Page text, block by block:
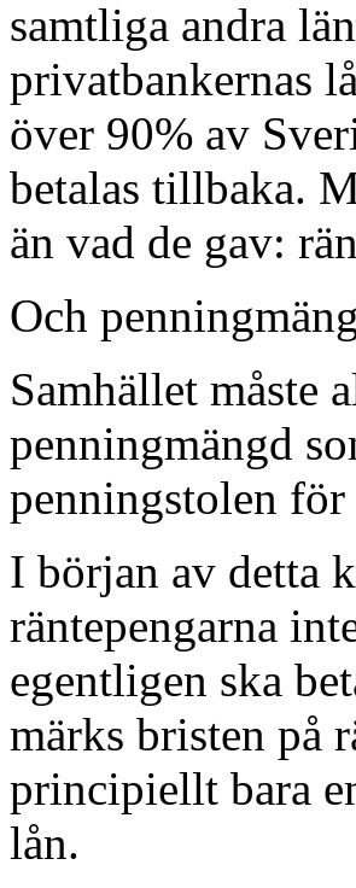
samtliga andra
privatbankernas
över 90% av
betalas tillbaka.
än vad de gav:
Och
Samhället måste
penningmängd
penningstolen
I början av detta
räntepengarna
egentligen ska
märks bristen på
principiellt bara
lån.